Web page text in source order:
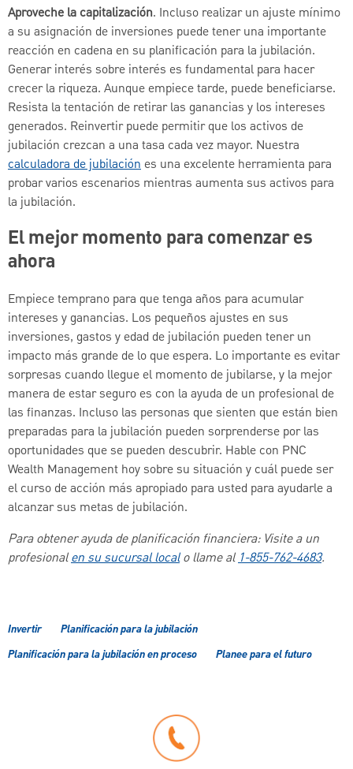
Aproveche la capitalización. Incluso realizar un ajuste mínimo
a su asignación de inversiones puede tener una importante
reacción en cadena en su planificación para la jubilación.
Generar interés sobre interés es fundamental para hacer
crecer la riqueza. Aunque empiece tarde, puede beneficiarse.
Resista la tentación de retirar las ganancias y los intereses
generados. Reinvertir puede permitir que los activos de
jubilación crezcan a una tasa cada vez mayor. Nuestra
calculadora de jubilaciónes una excelente herramienta para
probar varios escenarios mientras aumenta sus activos para
la jubilación.
El mejor momento para comenzar es
ahora
Empiece temprano para que tenga años para acumular
intereses y ganancias. Los pequeños ajustes en sus
inversiones, gastos y edad de jubilación pueden tener un
impacto más grande de lo que espera. Lo importante es evitar
sorpresas cuando llegue el momento de jubilarse, y la mejor
manera de estar seguro es con la ayuda de un profesional de
las finanzas. Incluso las personas que sienten que están bien
preparadas para la jubilación pueden sorprenderse por las
oportunidades que se pueden descubrir. Hable con PNC
Wealth Management hoy sobre su situación y cuál puede ser
el curso de acción más apropiado para usted para ayudarle a
alcanzar sus metas de jubilación.
Para obtener ayuda de planificación financiera: Visite a un
profesionalen su sucursal localo llame al1-855-762-4683.
Invertir
Planificación para la jubilación
Planificación para la jubilación en proceso
Planee para el futuro